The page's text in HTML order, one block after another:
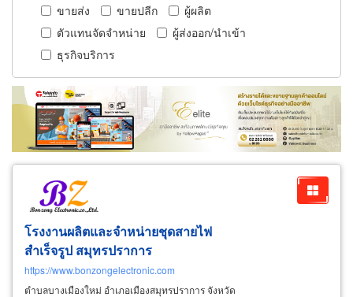
ขายส่ง ขายปลีก
ผู้ผลิต
ตัวแทนจัดจำหน่าย
ผู้ส่งออก/นำเข้า
ธุรกิจบริการ
โรงงานผลิตและจำหน่ายชุดสายไฟ
สำเร็จรูป สมุทรปราการ
https://www.bonzongelectronic.com
ตำบลบางเมืองใหม่ อำเภอเมืองสมุทรปราการ จังหวัด